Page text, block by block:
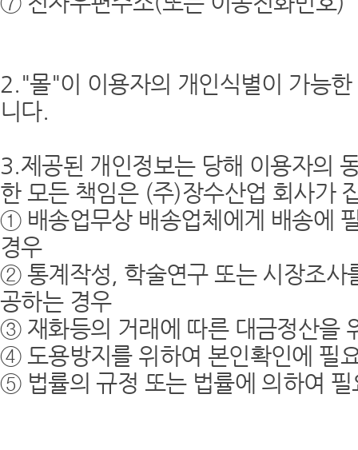
2."몰"이 이용자의 개인식별이 가능
니다.
3.제공된 개인정보는 당해 이용자의
한 모든 책임은 (주)장수산업 회사가
① 배송업무상 배송업체에게 배송에
경우
② 통계작성, 학술연구 또는 시장조사
공하는 경우
③ 재화등의 거래에 따른 대금정산을
④ 도용방지를 위하여 본인확인에 필
⑤ 법률의 규정 또는 법률에 의하여